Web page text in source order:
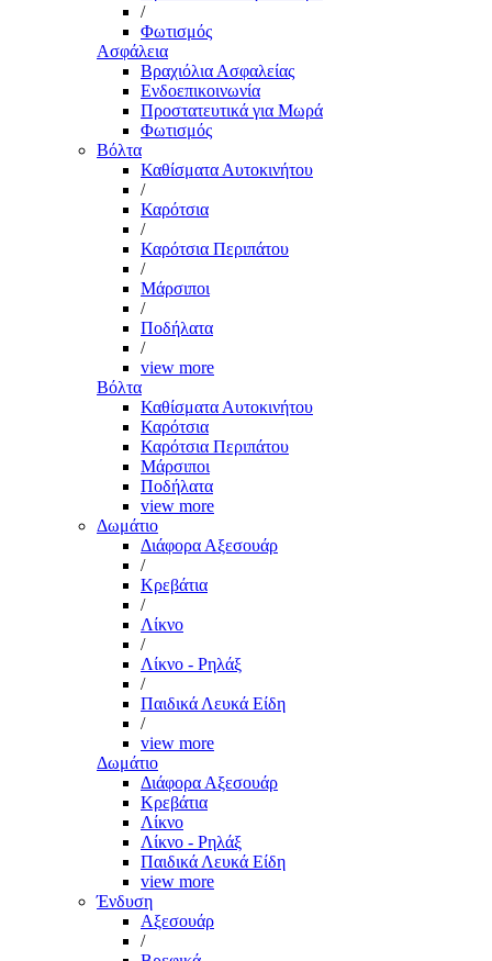
/
Φωτισμός
Ασφάλεια
Βραχιόλια Ασφαλείας
Ενδοεπικοινωνία
Προστατευτικά για Μωρά
Φωτισμός
Βόλτα
Καθίσματα Αυτοκινήτου
/
Καρότσια
/
Καρότσια Περιπάτου
/
Μάρσιποι
/
Ποδήλατα
/
view more
Βόλτα
Καθίσματα Αυτοκινήτου
Καρότσια
Καρότσια Περιπάτου
Μάρσιποι
Ποδήλατα
view more
Δωμάτιο
Διάφορα Αξεσουάρ
/
Κρεβάτια
/
Λίκνο
/
Λίκνο - Ρηλάξ
/
Παιδικά Λευκά Είδη
/
view more
Δωμάτιο
Διάφορα Αξεσουάρ
Κρεβάτια
Λίκνο
Λίκνο - Ρηλάξ
Παιδικά Λευκά Είδη
view more
Ένδυση
Αξεσουάρ
/